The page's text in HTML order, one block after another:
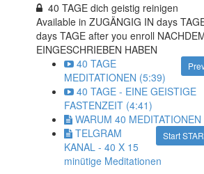
40 TAGE dich geistig reinigen
Available in ZUGÄNGIG INdays
days TAGE after you enroll
EINGESCHRIEBEN HABEN
40 TAGE
MEDITATIONEN (5:39)
40 TAGE - EINE GEISTIGE
FASTENZEIT (4:41)
WARUM 40 MEDITATIONEN
Start
TELGRAM
KANAL - 40 X 15
minütige Meditationen